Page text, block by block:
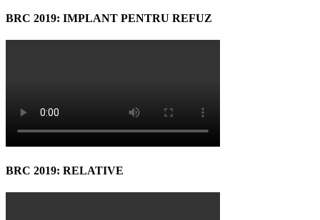
BRC 2019: IMPLANT PENTRU REFUZ
BRC 2019: RELATIVE